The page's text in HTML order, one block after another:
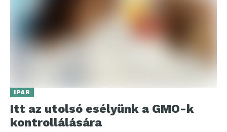
IPAR
Itt az utolsó esélyünk a GMO-k
kontrollálására